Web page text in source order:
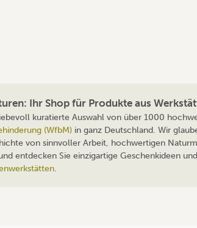
Ihr Shop für Produkte aus
kuratierte Auswahl von über 1000
(WfbM) in ganz Deutschland. Wir
von sinnvoller Arbeit, hochwertigen
entdecken Sie einzigartige Geschenkideen
.